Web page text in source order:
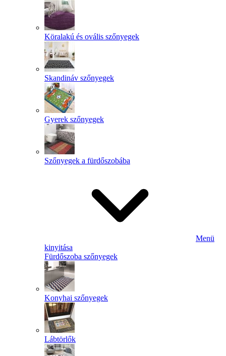
Köralakú és ovális szőnyegek
Skandináv szőnyegek
Gyerek szőnyegek
Szőnyegek a fürdőszobába
Menü
kinyitása
Fürdőszoba szőnyegek
Konyhai szőnyegek
Lábtörlők